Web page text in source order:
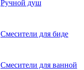
Ручной душ
Смесители для биде
Смесители для ванной